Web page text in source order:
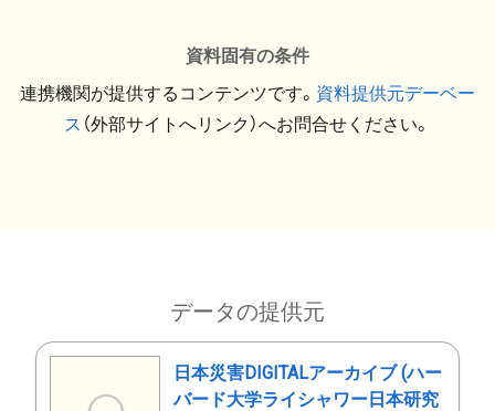
資料固有の条件
連携機関が提供するコンテンツです。 資料提供元デーベー
ス （外部サイトへリンク）へお問合せください。
データの提供元
日本災害DIGITALアーカイブ (ハー
バード大学ライシャワー日本研究